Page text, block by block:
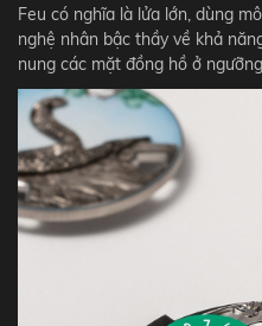
Feu có nghĩa là lửa lớn, dùng
nghệ nhân bậc thầy về khả
nung các mặt đồng hồ ở